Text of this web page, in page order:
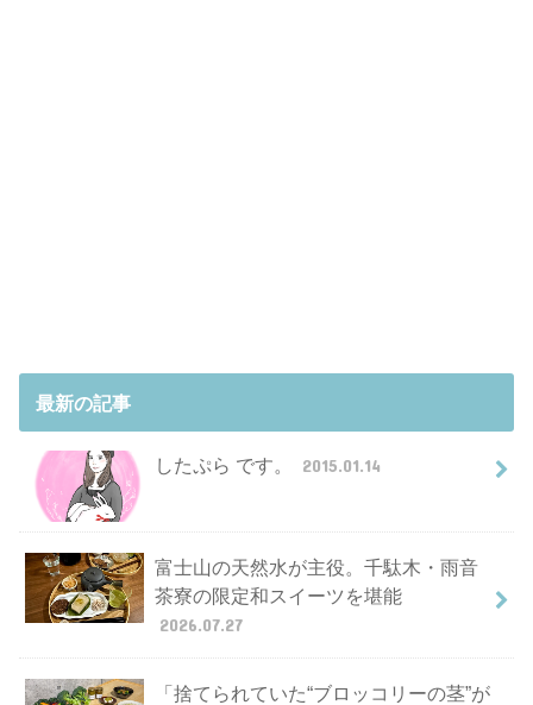
最新の記事
したぷら です。 2015.01.14
富士山の天然水が主役。千駄木・雨音
茶寮の限定和スイーツを堪能
2026.07.27
「捨てられていた“ブロッコリーの茎”が